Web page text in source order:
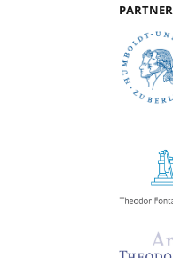
PARTNER